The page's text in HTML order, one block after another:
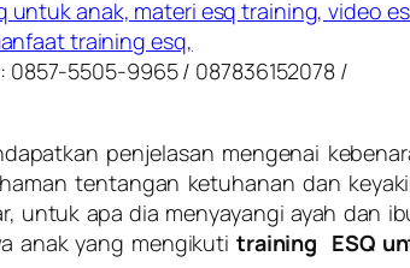
5505-9965 / 087836152078 /
penjelasan mengenai
tentangan ketuhanan dan
apa dia menyayangi ayah dan
anak yang mengikuti training ESQ